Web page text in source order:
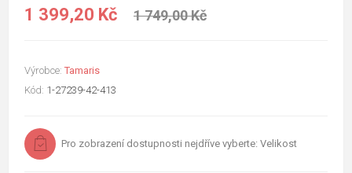
1 399,20 Kč 1 749,00 Kč
Výrobce: Tamaris
Kód: 1-27239-42-413
Pro zobrazení dostupnosti nejdříve vyberte: Velikost